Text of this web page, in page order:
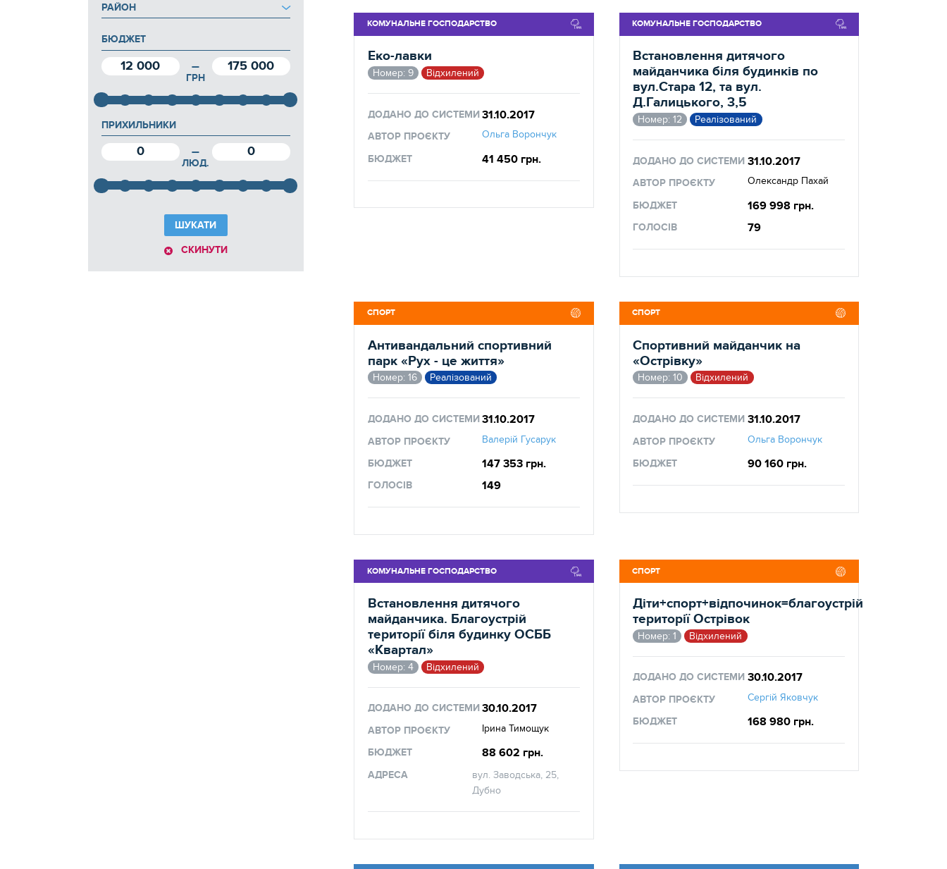
РАЙОН
БЮДЖЕТ
12 000 — 175 000
ГРН
ПРИХИЛЬНИКИ
0 — 0
ЛЮД.
ШУКАТИ
СКИНУТИ
КОМУНАЛЬНЕ ГОСПОДАРСТВО
Еко-лавки
Номер: 9 Відхилений
ДОДАНО ДО СИСТЕМИ31.10.2017
АВТОР ПРОЄКТУ Ольга Ворончук
БЮДЖЕТ 41 450 грн.
КОМУНАЛЬНЕ ГОСПОДАРСТВО
Встановлення дитячого
майданчика біля будинків по
вул.Стара 12, та вул.
Д.Галицького, 3,5
Номер: 12 Реалізований
ДОДАНО ДО СИСТЕМИ 31.10.2017
АВТОР ПРОЄКТУ Олександр Пахай
БЮДЖЕТ 169 998 грн.
ГОЛОСІВ 79
СПОРТ
Антивандальний спортивний
парк «Рух - це життя»
Номер: 16 Реалізований
ДОДАНО ДО СИСТЕМИ31.10.2017
АВТОР ПРОЄКТУ Валерій Гусарук
БЮДЖЕТ 147 353 грн.
ГОЛОСІВ 149
СПОРТ
Спортивний майданчик на
«Острівку»
Номер: 10 Відхилений
ДОДАНО ДО СИСТЕМИ 31.10.2017
АВТОР ПРОЄКТУ Ольга Ворончук
БЮДЖЕТ 90 160 грн.
КОМУНАЛЬНЕ ГОСПОДАРСТВО
Встановлення дитячого
майданчика. Благоустрій
території біля будинку ОСББ
«Квартал»
Номер: 4 Відхилений
ДОДАНО ДО СИСТЕМИ30.10.2017
АВТОР ПРОЄКТУ Ірина Тимощук
БЮДЖЕТ 88 602 грн.
АДРЕСА
вул. Заводська, 25,
Дубно
СПОРТ
Діти+спорт+відпочинок=благоустрій
території Острівок
Номер: 1 Відхилений
ДОДАНО ДО СИСТЕМИ 30.10.2017
АВТОР ПРОЄКТУ Сергій Яковчук
БЮДЖЕТ 168 980 грн.